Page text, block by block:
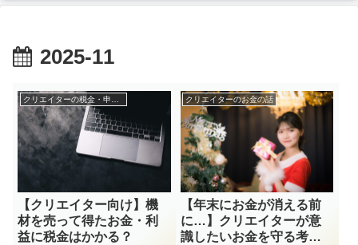
2025-11
【クリエイター向け】機
材を売って得たお金・利
益に税金はかかる？
クリエイターのお金の話
【年末にお金が消える前
に…】クリエイターが意
識したいお金を守る考え